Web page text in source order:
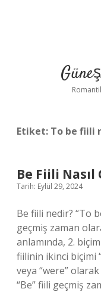
Etiket: To be fiili
Be Fiili
Tarih: Eylül 29, 2024
Be fiili nedir? “To
geçmiş zaman
anlamında, 2.
fiilinin ikinci biçimi
veya “were” olarak
“Be” fiili geçmiş